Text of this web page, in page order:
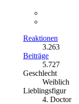
Reaktionen
3.263
Beiträge
5.727
Geschlecht
Weiblich
Lieblingsfigur
4. Doctor